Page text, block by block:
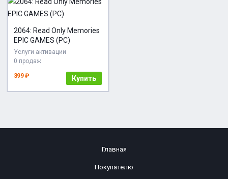
2064: Read Only Memories
EPIC GAMES (PC)
Услуги активации
0 продаж
399 ₽ Купить
Главная
Покупателю